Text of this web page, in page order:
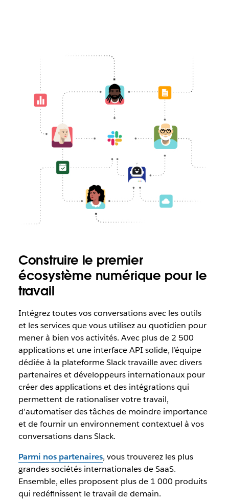
Construire le premier
écosystème numérique pour le
travail
Intégrez toutes vos conversations avec les outils
et les services que vous utilisez au quotidien pour
mener à bien vos activités. Avec plus de 2 500
applications et une interface API solide, l’équipe
dédiée à la plateforme Slack travaille avec divers
partenaires et développeurs internationaux pour
créer des applications et des intégrations qui
permettent de rationaliser votre travail,
d’automatiser des tâches de moindre importance
et de fournir un environnement contextuel à vos
conversations dans Slack.
Parmi nos partenaires, vous trouverez les plus
grandes sociétés internationales de SaaS.
Ensemble, elles proposent plus de 1 000 produits
qui redéfinissent le travail de demain.